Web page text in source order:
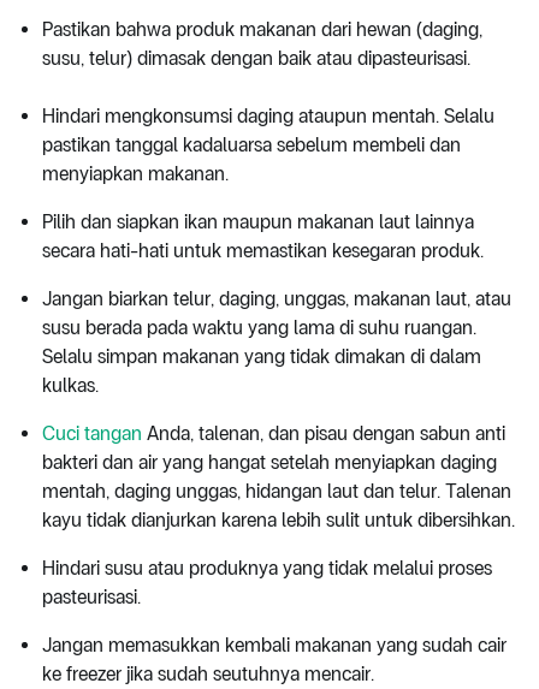
Pastikan bahwa produk makanan dari hewan (daging,
susu, telur) dimasak dengan baik atau dipasteurisasi.
Hindari mengkonsumsi daging ataupun mentah. Selalu
pastikan tanggal kadaluarsa sebelum membeli dan
menyiapkan makanan.
Pilih dan siapkan ikan maupun makanan laut lainnya
secara hati-hati untuk memastikan kesegaran produk.
Jangan biarkan telur, daging, unggas, makanan laut, atau
susu berada pada waktu yang lama di suhu ruangan.
Selalu simpan makanan yang tidak dimakan di dalam
kulkas.
Cuci tangan Anda, talenan, dan pisau dengan sabun anti
bakteri dan air yang hangat setelah menyiapkan daging
mentah, daging unggas, hidangan laut dan telur. Talenan
kayu tidak dianjurkan karena lebih sulit untuk dibersihkan.
Hindari susu atau produknya yang tidak melalui proses
pasteurisasi.
Jangan memasukkan kembali makanan yang sudah cair
ke freezer jika sudah seutuhnya mencair.